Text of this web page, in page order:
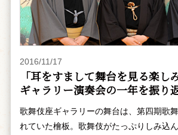
2016/11/17
「耳をすまして舞台を見る楽し
ギャラリー演奏会の一年を振
歌舞伎座ギャラリーの舞台は、第四期歌
れていた檜板。歌舞伎がたっぷりしみ込ん